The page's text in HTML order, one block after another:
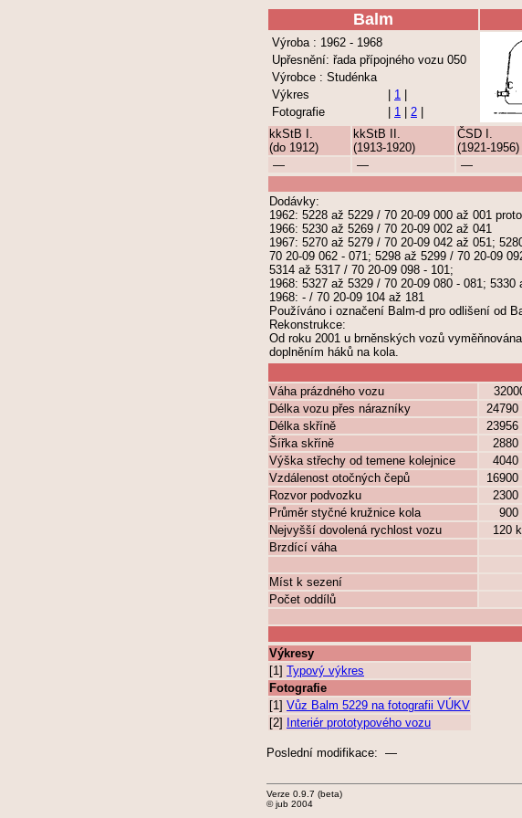
Balm
Výroba : 1962 - 1968
Upřesnění: řada přípojného vozu 050
Výrobce : Studénka
Výkres
1
Fotografie
1 2
kkStB I.
(do 1912)
kkStB II.
(1913-1920)
ČSD I.
(1921-1956)
—
— —
Dodávky:
1962: 5228 až 5229 / 70 20-09 000 až 001
1966: 5230 až 5269 / 70 20-09 002 až 041
1967: 5270 až 5279 / 70 20-09 042 až 051;
70 20-09 062 - 071; 5298 až 5299 / 70 20-09
5314 až 5317 / 70 20-09 098 - 101;
1968: 5327 až 5329 / 70 20-09 080 - 081; 5330
1968: - / 70 20-09 104 až 181
Používáno i označení Balm-d pro odlišení od
Rekonstrukce:
Od roku 2001 u brněnských vozů
doplněním háků na kola.
Váha prázdného vozu
Délka vozu přes nárazníky
24790
Délka skříně
23956
Šířka skříně
2880
Výška střechy od temene kolejnice
4040
Vzdálenost otočných čepů
16900
Rozvor podvozku
2300
Průměr styčné kružnice kola
900
Nejvyšší dovolená rychlost vozu
120
Brzdící váha
Míst k sezení
Počet oddílů
Výkresy
[1] Typový výkres
Fotografie
[1] Vůz Balm 5229 na fotografii VÚKV
[2]
Interiér prototypového vozu
Poslední modifikace: —
Verze 0.9.7 (beta)
© jub 2004